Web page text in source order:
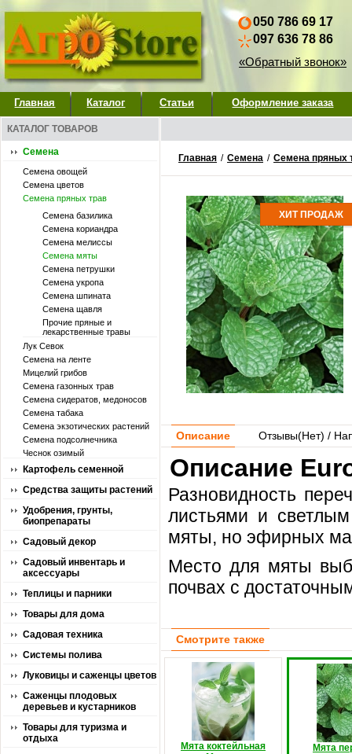
050 786 69 17
097 636 78 86
«Обратный звонок»
Главная Каталог Статьи Оформление заказа
КАТАЛОГ ТОВАРОВ
Семена
Семена овощей
Семена цветов
Семена пряных трав
Семена базилика
Семена кориандра
Семена мелиссы
Семена мяты
Семена петрушки
Семена укропа
Семена шпината
Семена щавля
Прочие пряные и
лекарственные травы
Лук Севок
Семена на ленте
Мицелий грибов
Семена газонных трав
Семена сидератов, медоносов
Семена табака
Семена экзотических растений
Семена подсолнечника
Чеснок озимый
Картофель семенной
Средства защиты растений
Удобрения, грунты,
биопрепараты
Садовый декор
Садовый инвентарь и
аксессуары
Теплицы и парники
Товары для дома
Садовая техника
Системы полива
Луковицы и саженцы цветов
Саженцы плодовых
деревьев и кустарников
Товары для туризма и
отдыха
Главная / Семена / Семена пряных
ХИТ ПРОДАЖ
Описание Отзывы(Нет) /
Описание
Разновидность
листьями и
мяты, но эфирных
Место для мяты
почвах с
Смотрите также
Мята коктейльная
Мята